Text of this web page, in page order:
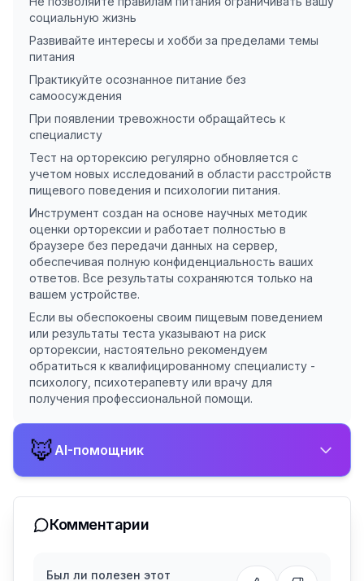
социальную жизнь
Развивайте интересы и хобби за пределами темы
питания
Практикуйте осознанное питание без
самоосуждения
При появлении тревожности обращайтесь к
специалисту
Тест на орторексию регулярно обновляется с
учетом новых исследований в области расстройств
пищевого поведения и психологии питания.
Инструмент создан на основе научных методик
оценки орторексии и работает полностью в
браузере без передачи данных на сервер,
обеспечивая полную конфиденциальность ваших
ответов. Все результаты сохраняются только на
вашем устройстве.
Если вы обеспокоены своим пищевым поведением
или результаты теста указывают на риск
орторексии, настоятельно рекомендуем
обратиться к квалифицированному специалисту -
психологу, психотерапевту или врачу для
получения профессиональной помощи.
🦊AI-помощник
Комментарии
Был ли полезен этот